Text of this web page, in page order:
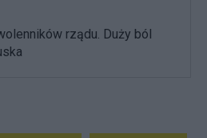
rządu. Duży ból